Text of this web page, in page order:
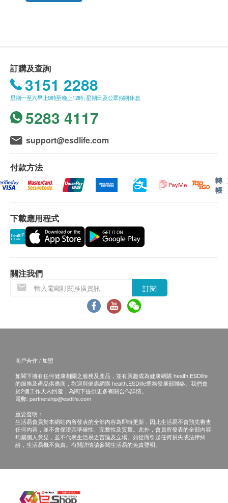
0.17g、梔子0.17g、鬱金0.17g、冰片（合成龍腦）
0.04g。
輸附加費)。
2. 我們將於確定訂單後3-5個工作天內安排發貨。
3. 不排除運送時間會因節日而有所影響。當八號
烈風訊號懸掛或黑色暴雨警告生效時，送貨服務時間
將會延遲。
4. 所有訂單須視乎相關貨品的供應情況再作最後
確認。倘若健康網購health.ESDlife未能提供任何訂單
上的貨品，健康網購health.ESDlife有權拒絕接受該訂
單，並且會於送貨前透過電話或電郵通知顧客再作安
排。
1. 貨品質量保證，於顧客收到產品當日起計，食
用期應最少有6個月或以上。
換貨條款
是否有損毀情況，一經確認簽收，恕不接受退換。
2. 退換產品必須包裝完整，如退換之產品有任何
殘缺或過期退回，供應商有權不受理。
3. 如有其他損壞或遺漏查詢，顧客必須保留有效
客服熱線: (852) 3151-2288
訂購及查詢
3151 2288
星期一至六早上9時至晚上12時; 星期日及公眾假期休息
5283 4117
support@esdlife.com
付款方法
轉
帳
下載應用程式
關注我們
訂閱
商戶合作 / 加盟
如閣下擁有任何健康相關之服務及產品，並有興趣成為健康網購 health.ESDlife
的服務及產品供應商，歡迎與健康網購 health.ESDlife業務發展部聯絡。我們會
於2個工作天內回覆，為閣下提供更多有關合作詳情。
電郵: partnership@esdlife.com
重要聲明：
生活易會員於本網站內所發表的全部內容為即時更新，因此生活易不會預先審查
任何內容，並不會保證其準確性、完整性及質量。此外，會員所發表的全部內容
均屬個人意見，並不代表生活易之言論及立場。如從而引起任何損失或法律糾
紛，生活易概不負責。有關詳情請參閱生活易的免責聲明。